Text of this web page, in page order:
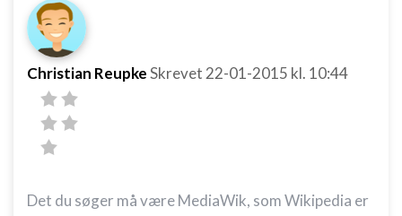
Christian ReupkeSkrevet 22-01-2015 kl. 10:44
Det du søger må være MediaWik, som Wikipedia er